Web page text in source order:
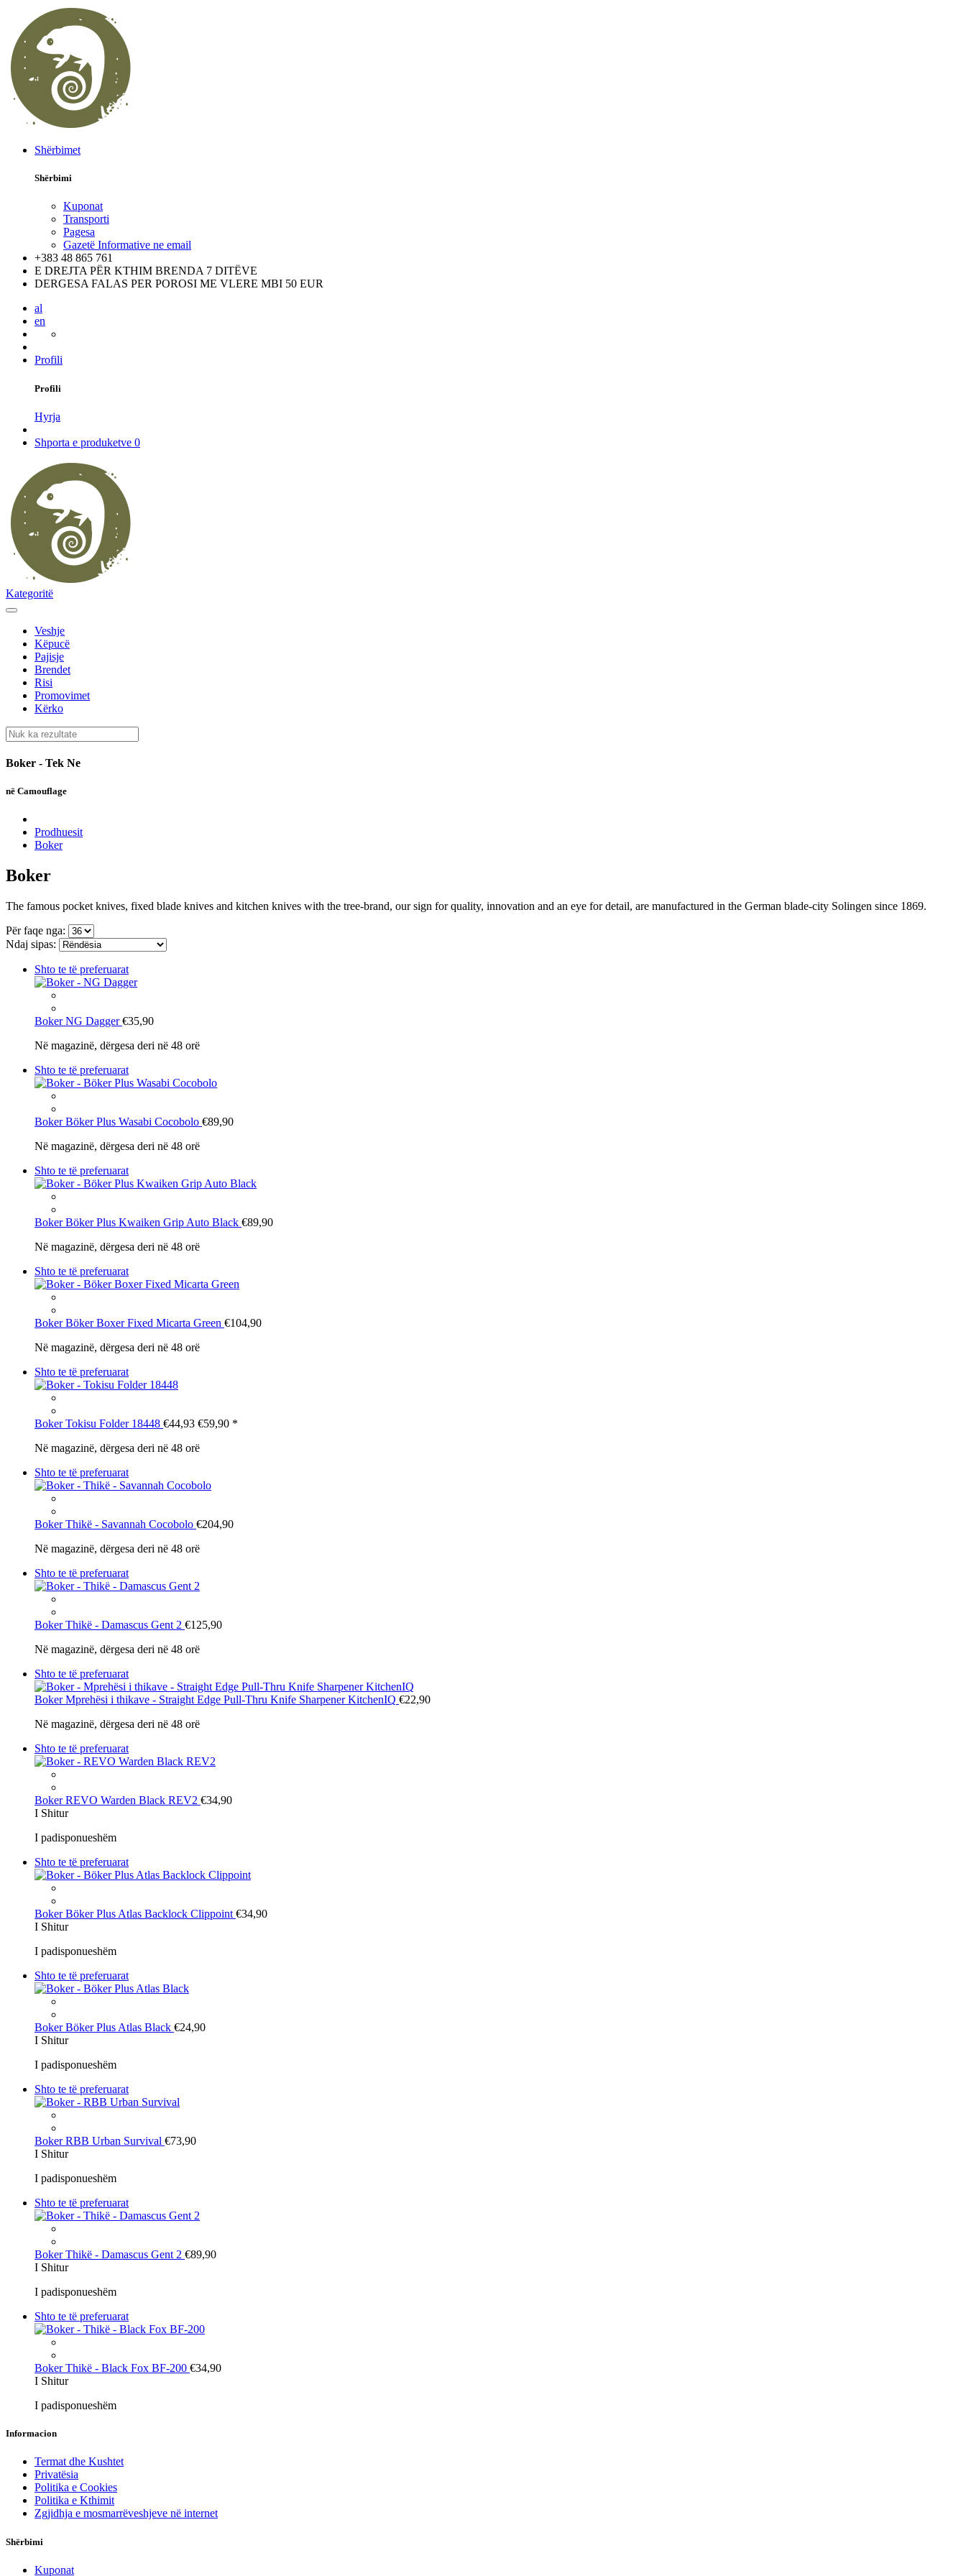
Shërbimet
Shërbimi
Kuponat
Transporti
Pagesa
Gazetë Informative ne email
+383 48 865 761
E DREJTA PËR KTHIM BRENDA 7 DITËVE
DERGESA FALAS PER POROSI ME VLERE MBI 50 EUR
al
en
Profili
Profili
Hyrja
Shporta e produketve 0
Kategoritë
Veshje
Këpucë
Pajisje
Brendet
Risi
Promovimet
Kërko
Boker - Tek Ne
në Camouflage
Prodhuesit
Boker
Boker
The famous pocket knives, fixed blade knives and kitchen knives with the tree-brand, our sign for quality, innovation and an eye for detail, are manufactured in the German blade-city Solingen since 1869.
Për faqe nga:
Ndaj sipas:
Shto te të preferuarat
Boker NG Dagger €35,90
Në magazinë, dërgesa deri në 48 orë
Shto te të preferuarat
Boker Böker Plus Wasabi Cocobolo €89,90
Në magazinë, dërgesa deri në 48 orë
Shto te të preferuarat
Boker Böker Plus Kwaiken Grip Auto Black €89,90
Në magazinë, dërgesa deri në 48 orë
Shto te të preferuarat
Boker Böker Boxer Fixed Micarta Green €104,90
Në magazinë, dërgesa deri në 48 orë
Shto te të preferuarat
Boker Tokisu Folder 18448 €44,93 €59,90 *
Në magazinë, dërgesa deri në 48 orë
Shto te të preferuarat
Boker Thikë - Savannah Cocobolo €204,90
Në magazinë, dërgesa deri në 48 orë
Shto te të preferuarat
Boker Thikë - Damascus Gent 2 €125,90
Në magazinë, dërgesa deri në 48 orë
Shto te të preferuarat
Boker Mprehësi i thikave - Straight Edge Pull-Thru Knife Sharpener KitchenIQ €22,90
Në magazinë, dërgesa deri në 48 orë
Shto te të preferuarat
Boker REVO Warden Black REV2 €34,90
I Shitur
I padisponueshëm
Shto te të preferuarat
Boker Böker Plus Atlas Backlock Clippoint €34,90
I Shitur
I padisponueshëm
Shto te të preferuarat
Boker Böker Plus Atlas Black €24,90
I Shitur
I padisponueshëm
Shto te të preferuarat
Boker RBB Urban Survival €73,90
I Shitur
I padisponueshëm
Shto te të preferuarat
Boker Thikë - Damascus Gent 2 €89,90
I Shitur
I padisponueshëm
Shto te të preferuarat
Boker Thikë - Black Fox BF-200 €34,90
I Shitur
I padisponueshëm
Informacion
Termat dhe Kushtet
Privatësia
Politika e Cookies
Politika e Kthimit
Zgjidhja e mosmarrëveshjeve në internet
Shërbimi
Kuponat